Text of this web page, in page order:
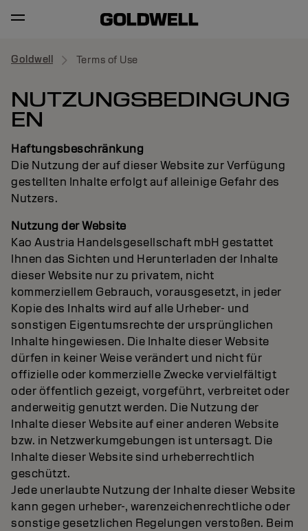
Goldwell Terms of Use
NUTZUNGSBEDINGUNG
EN
Haftungsbeschränkung
Die Nutzung der auf dieser Website zur Verfügung
gestellten Inhalte erfolgt auf alleinige Gefahr des
Nutzers.
Nutzung der Website
Kao Austria Handelsgesellschaft mbH gestattet
Ihnen das Sichten und Herunterladen der Inhalte
dieser Website nur zu privatem, nicht
kommerziellem Gebrauch, vorausgesetzt, in jeder
Kopie des Inhalts wird auf alle Urheber- und
sonstigen Eigentumsrechte der ursprünglichen
Inhalte hingewiesen. Die Inhalte dieser Website
dürfen in keiner Weise verändert und nicht für
offizielle oder kommerzielle Zwecke vervielfältigt
oder öffentlich gezeigt, vorgeführt, verbreitet oder
anderweitig genutzt werden. Die Nutzung der
Inhalte dieser Website auf einer anderen Website
bzw. in Netzwerkumgebungen ist untersagt. Die
Inhalte dieser Website sind urheberrechtlich
geschützt.
Jede unerlaubte Nutzung der Inhalte dieser Website
kann gegen urheber-, warenzeichenrechtliche oder
sonstige gesetzlichen Regelungen verstoßen. Beim